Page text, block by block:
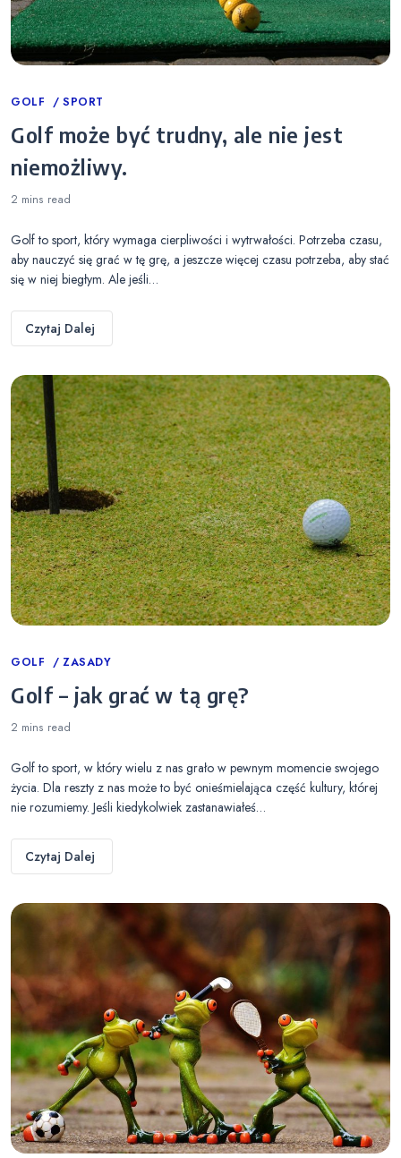
Categories
GOLF SPORT
Golf może być trudny, ale nie jest
niemożliwy.
2 mins read
Golf to sport, który wymaga cierpliwości i wytrwałości. Potrzeba czasu,
aby nauczyć się grać w tę grę, a jeszcze więcej czasu potrzeba, aby stać
się w niej biegłym. Ale jeśli…
Czytaj Dalej
Categories
GOLF ZASADY
Golf – jak grać w tą grę?
2 mins read
Golf to sport, w który wielu z nas grało w pewnym momencie swojego
życia. Dla reszty z nas może to być onieśmielająca część kultury, której
nie rozumiemy. Jeśli kiedykolwiek zastanawiałeś…
Czytaj Dalej